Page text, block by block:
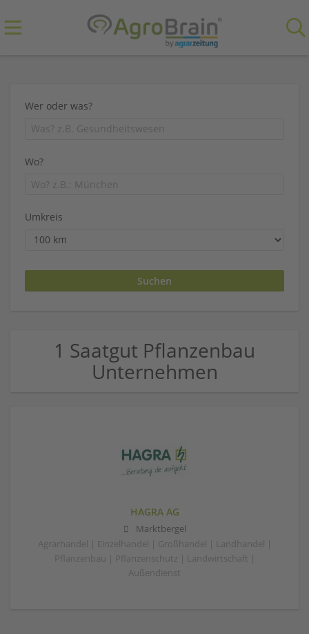
Wer oder was?
Wo?
Umkreis
1 Saatgut Pflanzenbau
Unternehmen
HAGRA AG
Marktbergel
Agrarhandel | Einzelhandel | Großhandel | Landhandel |
Pflanzenbau | Pflanzenschutz | Landwirtschaft |
Außendienst